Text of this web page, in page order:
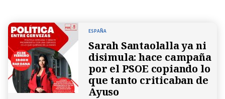
ESPAÑA
Sarah Santaolalla ya ni
disimula: hace campaña
por el PSOE copiando lo
que tanto criticaban de
Ayuso